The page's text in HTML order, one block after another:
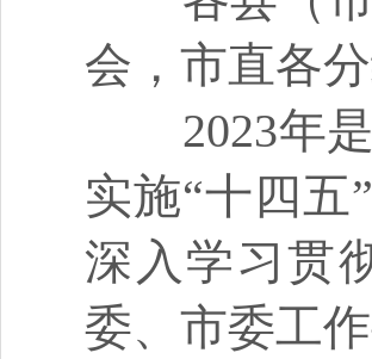
会，市直各
2023年
实施“十四五”
深入学习贯
委、市委工